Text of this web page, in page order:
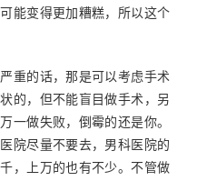
能变得更加糟糕，所以这个
重的话，那是可以考虑手术
的，但不能盲目做手术，另
一做失败，倒霉的还是你。
院尽量不要去，男科医院的
，上万的也有不少。不管做